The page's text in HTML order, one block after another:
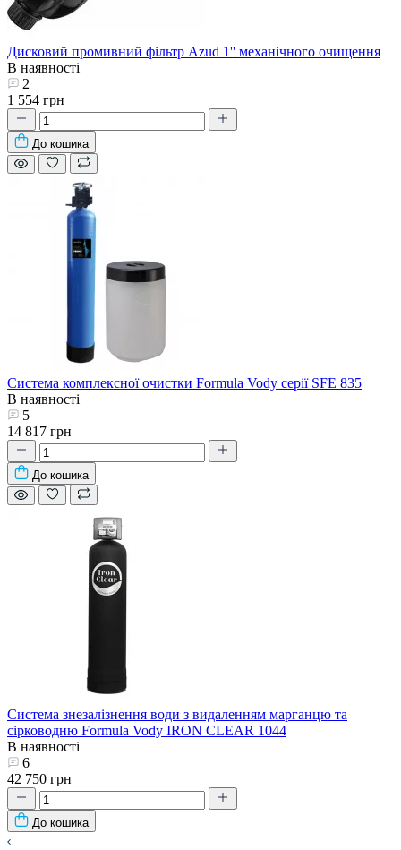
Дисковий промивний фільтр Azud 1'' механічного очищення
В наявності
2
1 554 грн
До кошика
Система комплексної очистки Formula Vody серії SFE 835
В наявності
5
14 817 грн
До кошика
Система знезалізнення води з видаленням марганцю та
сірководню Formula Vody IRON CLEAR 1044
В наявності
6
42 750 грн
До кошика